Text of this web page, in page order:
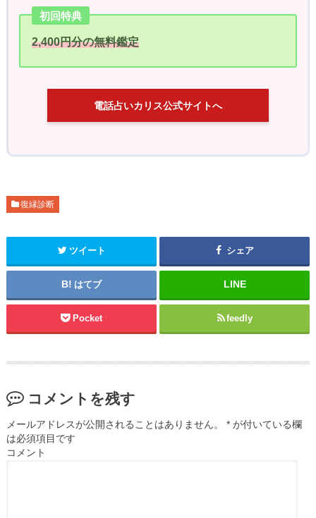
初回特典
2,400円分の無料鑑定
電話占いカリス公式サイトへ
復縁診断
ツイート シェア
はてブ
Pocket feedly
コメントを残す
メールアドレスが公開されることはありません。 *が付いている欄
は必須項目です
コメント